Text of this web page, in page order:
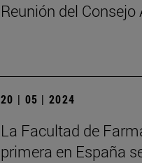
Reunión del
20 | 05 | 2024
La Facultad de
primera en España